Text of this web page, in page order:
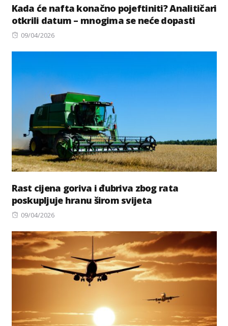
Kada će nafta konačno pojeftiniti? Analitičari
otkrili datum – mnogima se neće dopasti
Posted
09/04/2026
Rast cijena goriva i đubriva zbog rata
poskupljuje hranu širom svijeta
Posted
09/04/2026